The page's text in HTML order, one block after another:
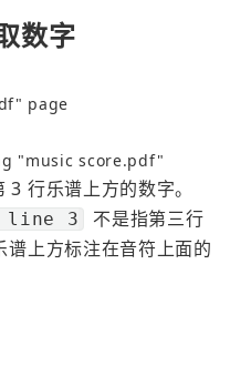
数字
page
"music score.pdf"
行乐谱上方的数字。
line 3
不是指第三行
上方标注在音符上面的